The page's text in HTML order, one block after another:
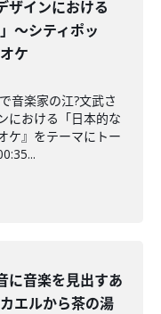
ザインにおける
～シティポッ
ケ
音楽家の江?文武さ
における「日本的な
ケ』をテーマにトー
に音楽を見出すあ
エルから茶の湯